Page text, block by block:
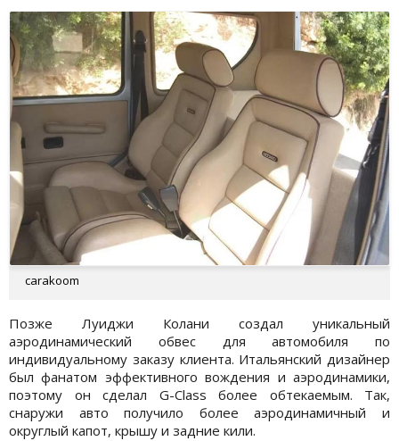
carakoom
Позже Луиджи Колани создал уникальный
аэродинамический обвес для автомобиля по
индивидуальному заказу клиента. Итальянский дизайнер
был фанатом эффективного вождения и аэродинамики,
поэтому он сделал G-Class более обтекаемым. Так,
снаружи авто получило более аэродинамичный и
округлый капот, крышу и задние кили.